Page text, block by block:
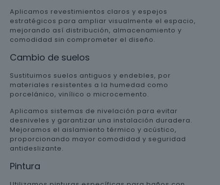
Aplicamos revestimientos claros y espejos
estratégicos para ampliar visualmente el espacio,
mejorando así distribución, almacenamiento y
comodidad sin comprometer el diseño.
Cambio de suelos
Sustituimos suelos antiguos y endebles, por
materiales resistentes a la humedad como
porcelánico, vinílico o microcemento.
Aplicamos sistemas de nivelación para evitar
desniveles y garantizar una instalación duradera.
Mejoramos el aislamiento térmico y acústico,
proporcionando mayor comodidad y seguridad
antideslizante.
Pintura